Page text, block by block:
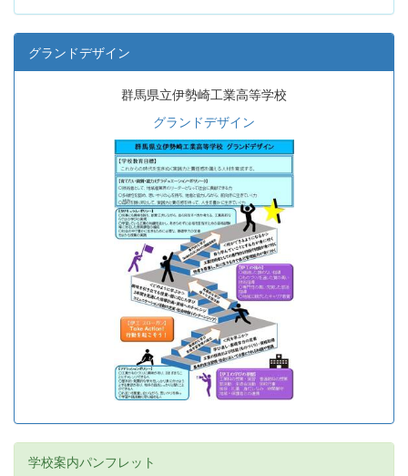
グランドデザイン
群馬県立伊勢崎工業高等学校
グランドデザイン
学校案内パンフレット